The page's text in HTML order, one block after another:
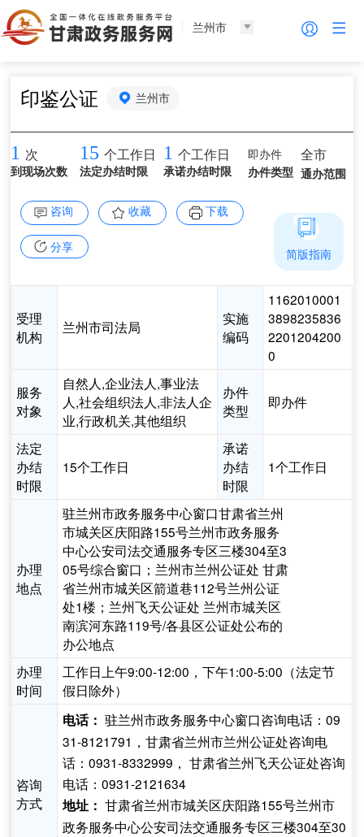
兰州市
印鉴公证 兰州市
1 次
到现场次数
15 个工作日
法定办结时限
1 个工作日
承诺办结时限
即办件
办件类型
全市
通办范围
咨询 收藏 下载
分享
受理
机构
兰州市司法局
实施
编码
1162010001
3898235836
2201204200
0
服务
对象
自然人,企业法人,事业法
人,社会组织法人,非法人企
业,行政机关,其他组织
办件
类型
即办件
法定
办结
时限
15个工作日
承诺
办结
时限
1个工作日
办理
地点
驻兰州市政务服务中心窗口甘肃省兰州
市城关区庆阳路155号兰州市政务服务
中心公安司法交通服务专区三楼304至3
05号综合窗口；兰州市兰州公证处 甘肃
省兰州市城关区箭道巷112号兰州公证
处1楼；兰州飞天公证处 兰州市城关区
南滨河东路119号/各县区公证处公布的
办公地点
办理
时间
工作日上午9:00-12:00，下午1:00-5:00（法定节
假日除外）
咨询
方式
电话： 驻兰州市政务服务中心窗口咨询电话：09
31-8121791，甘肃省兰州市兰州公证处咨询电
话：0931-8332999， 甘肃省兰州飞天公证处咨询
电话：0931-2121634
地址： 甘肃省兰州市城关区庆阳路155号兰州市
政务服务中心公安司法交通服务专区三楼304至30
简版指南